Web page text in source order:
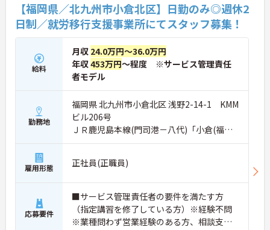
【福岡県／北九州市小倉北区】日勤のみ◎週休2
日制／就労移行支援事業所にてスタッフ募集！
給料
月収 24.0万円～36.0万円
年収453万円～程度 ※サービス管理責任
者モデル
勤務地
福岡県 北九州市小倉北区 浅野2-14-1 KMM
ビル206号
ＪＲ鹿児島本線(門司港－八代)「小倉(福岡)
駅」徒歩4分
雇用形態 正社員(正職員)
応募要件
■サービス管理責任者の要件を満たす方
（指定講習を修了している方）※経験不問
※業種問わず営業経験のある方、相談支